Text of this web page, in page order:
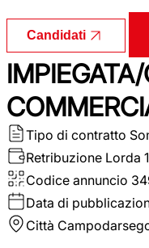
Candidati
Tipo di contratto
Retribuzione Lorda
Codice annuncio
Data di
Città